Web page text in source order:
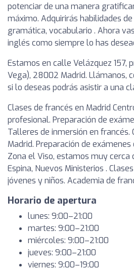
potenciar de una manera
máximo. Adquirirás habilidades
gramática, vocabulario . Ahora
inglés como siempre lo has
Estamos en calle Velázquez 157,
Vega), 28002 Madrid. Llámanos,
si lo deseas podrás asistir a una
Clases de francés en Madrid
profesional. Preparación de
Talleres de inmersión en francés.
Madrid. Preparación de
Zona el Viso, estamos muy cerca
Espina, Nuevos Ministerios .
jóvenes y niños. Academia de
Horario de apertura
lunes: 9:00–21:00
martes: 9:00–21:00
miércoles: 9:00–21:00
jueves: 9:00–21:00
viernes: 9:00–19:00